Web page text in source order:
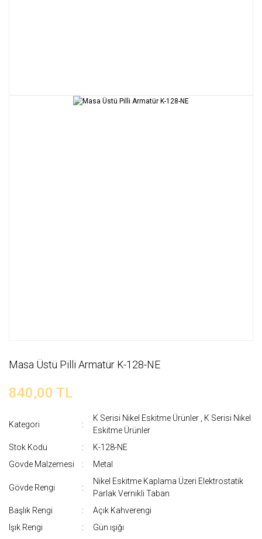
Masa Üstü Pilli Armatür K-128-NE
840,00 TL
Kategori
K Serisi Nikel Eskitme Ürünler
K Serisi Nikel
Eskitme Ürünler
Stok Kodu
K-128-NE
Gövde Malzemesi
Metal
Gövde Rengi
Nikel Eskitme Kaplama Üzeri Elektrostatik
Parlak Vernikli Taban
Başlık Rengi
Açık Kahverengi
Işık Rengi
Gün ışığı